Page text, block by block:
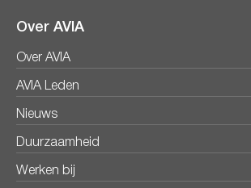
Over AVIA
Over AVIA
AVIA Leden
Nieuws
Duurzaamheid
Werken bij